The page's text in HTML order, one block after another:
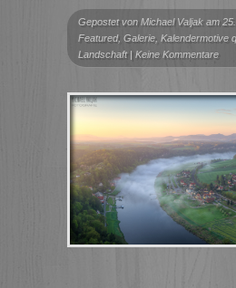
Gepostet von Michael Valjak am
Featured, Galerie Kalendermotive
Landschaft| Keine Kommentare